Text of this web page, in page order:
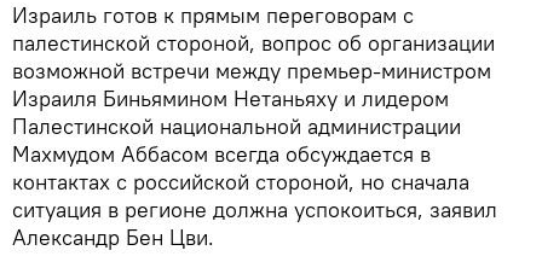
Израиль готов к прямым переговорам с
палестинской стороной, вопрос об организации
возможной встречи между премьер-министром
Израиля Биньямином Нетаньяху и лидером
Палестинской национальной администрации
Махмудом Аббасом всегда обсуждается в
контактах с российской стороной, но сначала
ситуация в регионе должна успокоиться, заявил
Александр Бен Цви.